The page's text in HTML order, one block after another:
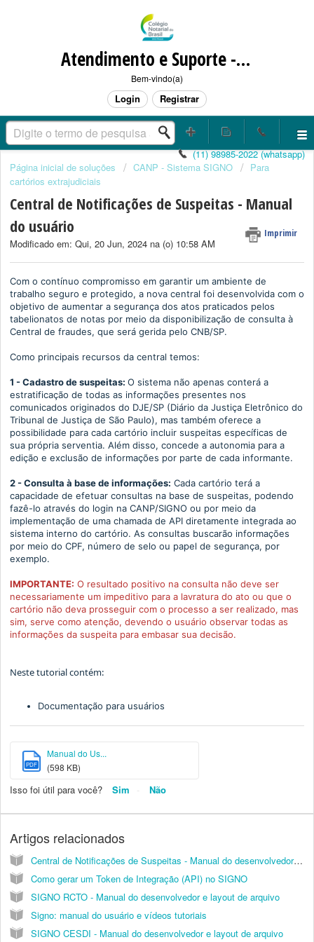
Atendimento e Suporte - CANP / SIGNO / CORRESPONDENTE NOTARIAL
Bem-vindo(a)
Login Registrar
(11) 98985-2022 (whatsapp)
Página inicial de soluções
CANP - Sistema SIGNO
Para
cartórios extrajudiciais
Central de Notificações de Suspeitas - Manual
do usuário
Imprimir
Modificado em: Qui, 20 Jun, 2024 na (o) 10:58 AM
Com o contínuo compromisso em garantir um ambiente de
trabalho seguro e protegido, a nova central foi desenvolvida com o
objetivo de aumentar a segurança dos atos praticados pelos
tabelionatos de notas por meio da disponibilização de consulta à
Central de fraudes, que será gerida pelo CNB/SP.
Como principais recursos da central temos:
1 - Cadastro de suspeitas: O sistema não apenas conterá a
estratificação de todas as informações presentes nos
comunicados originados do DJE/SP (Diário da Justiça Eletrônico do
Tribunal de Justiça de São Paulo), mas também oferece a
possibilidade para cada cartório incluir suspeitas específicas de
sua própria serventia. Além disso, concede a autonomia para a
edição e exclusão de informações por parte de cada informante.
2 - Consulta à base de informações: Cada cartório terá a
capacidade de efetuar consultas na base de suspeitas, podendo
fazê-lo através do login na CANP/SIGNO ou por meio da
implementação de uma chamada de API diretamente integrada ao
sistema interno do cartório. As consultas buscarão informações
por meio do CPF, número de selo ou papel de segurança, por
exemplo.
IMPORTANTE: O resultado positivo na consulta não deve ser
necessariamente um impeditivo para a lavratura do ato ou que o
cartório não deva prosseguir com o processo a ser realizado, mas
sim, serve como atenção, devendo o usuário observar todas as
informações da suspeita para embasar sua decisão.
Neste tutorial contém:
Documentação para usuários
PDF
Manual do Us...
(598 KB)
Isso foi útil para você? Sim Não
Artigos relacionados
Central de Notificações de Suspeitas - Manual do desenvolvedor e layout de arquivo
Como gerar um Token de Integração (API) no SIGNO
SIGNO RCTO - Manual do desenvolvedor e layout de arquivo
Signo: manual do usuário e vídeos tutoriais
SIGNO CESDI - Manual do desenvolvedor e layout de arquivo